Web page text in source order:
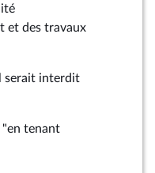
et des travaux
serait interdit
"en tenant